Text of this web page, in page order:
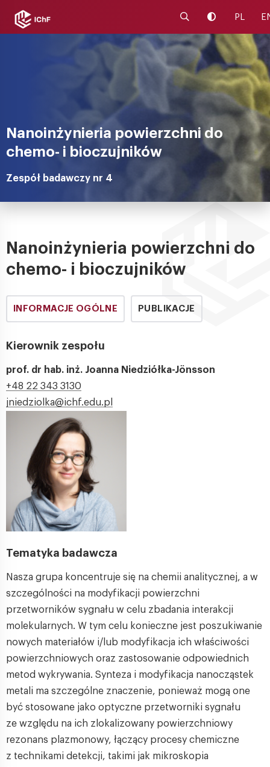
UruchomZmień
PL
Nanoinżynieria powierzchni do
chemo- i bioczujników
Zespół badawczy nr 4
Nanoinżynieria powierzchni do
chemo- i bioczujników
INFORMACJE OGÓLNE PUBLIKACJE
Kierownik zespołu
prof. dr hab. inż. Joanna Niedziółka-Jönsson
+48 22 343 3130
jniedziolka@ichf.edu.pl
Tematyka badawcza
Nasza grupa koncentruje się na chemii analitycznej, a w
szczególności na modyfikacji powierzchni
przetworników sygnału w celu zbadania interakcji
molekularnych. W tym celu konieczne jest poszukiwanie
nowych materiałów i/lub modyfikacja ich właściwości
powierzchniowych oraz zastosowanie odpowiednich
metod wykrywania. Synteza i modyfikacja nanocząstek
metali ma szczególne znaczenie, ponieważ mogą one
być stosowane jako optyczne przetworniki sygnału
ze względu na ich zlokalizowany powierzchniowy
rezonans plazmonowy, łączący procesy chemiczne
z technikami detekcji, takimi jak mikroskopia